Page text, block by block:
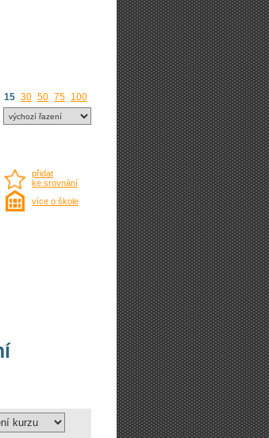
15 30 50 75 100
přidat
ke srovnání
více o škole